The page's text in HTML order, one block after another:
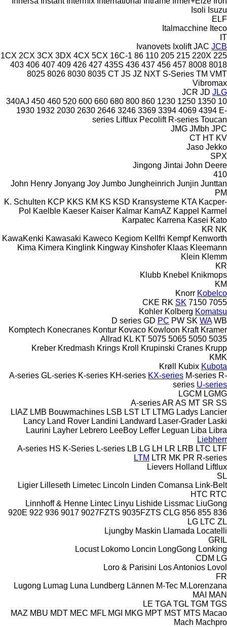
Isoli Isuzu
ELF
Italmacchine Iteco
IT
Ivanovets Ixolift JAC JCB
1CX 2CX 3CX 3DX 4CX 5CX 16C-1 86 110 205 215 220X 225
403 406 407 409 426 427 435S 436 437 456 457 8008 8018
8025 8026 8030 8035 CT JS JZ NXT S-Series TM VMT
Vibromax
JCR JD JLG
10
340AJ 450 460 520 600 660 680 800 860 1230 1250 1350
1930 1932 2030 2630 2646 3246 3369 3394 4069 4394 E-
series Liftlux Pecolift R-series Toucan
JMG JMbh JPC
CT HT KV
Jaso Jekko
SPX
Jingong Jintai John Deere
410
John Henry Jonyang Joy Jumbo Jungheinrich Junjin Junttan
PM
K. Schulten KCP KKS KM KS KSD Kransysteme KTA Kacper-
Pol Kaelble Kaeser Kaiser Kalmar KamAZ Kappel Karmel
Karpatec Karrena Kasei Kato
KR NK
KawaKenki Kawasaki Kaweco Kegiom Kellfri Kempf Kenworth
Kima Kimera Kinglink Kingway Kinshofer Klaas Kleemann
Klein Klemm
KR
Klubb Knebel Knikmops
KM
Knorr Kobelco
7055
7150
CKE RK SK
Kohler Kolberg Komatsu
D series GD PC PW SK WA WB
Komptech Konecranes Kontur Kovaco Kowloon Kraft Kramer
5035
5050
5065
5075
Allrad KL KT
Kreber Kredmash Krings Kroll Krupinski Cranes Krupp
KMK
Krøll
Kubix Kubota
A-series GL-series K-series KH-series KX-series M-series R-
series U-series
LGCM LGMG
A-seriesAR AS MT SR SS
LIAZ LMB Bouwmachines LSB LST LT LTMG Ladys Lancier
Lancy Land Rover Landini Landward Laser-Grader Laski
Laurini Layher Lebrero LeeBoy Leffer Leguan Liba Libra
Liebherr
A-series HS K-Series L-series LB LG LH LR LRB LTC LTF
LTM LTR MK PR R-series
Lievers Holland Liftlux
SL
Ligier Lilleseth Limetec Lincoln Linden Comansa Link-Belt
HTC RTC
Linnhoff & Henne Lintec Linyu Lishide Lissmac LiuGong
836
855
856
920E 922 936 9017 9027FZTS 9035FZTS CLG
LG LTC ZL
Ljungby Maskin Llamada Locatelli
GRIL
Locust Lokomo Loncin LongGong Lonking
CDM LG
Loro & Parisini Los Antonios Lovol
FR
Lugong Lumag Luna Lundberg Lännen M-Tec M.Lorenzana
MAI MAN
LE TGA TGL TGM TGS
MAZ MBU MDT MEC MFL MGI MKG MPT MST MTS Macao
Mach Machpro